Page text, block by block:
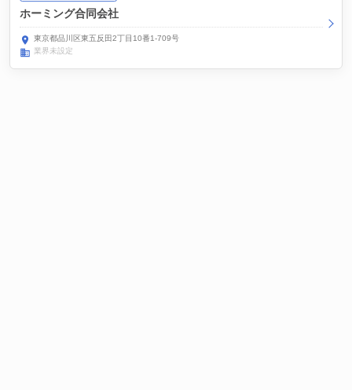
ホーミング合同会社
東京都品川区東五反田2丁目10番1-709号
業界未設定